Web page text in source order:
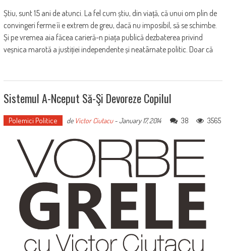
Știu, sunt 15 ani de atunci. La fel cum știu, din viață, că unui om plin de
convingeri ferme îi e extrem de greu, dacă nu imposibil, să se schimbe.
Și pe vremea aia făcea carieră-n piața publică dezbaterea privind
veșnica marotă a justiției independente și neatârnate politic. Doar că
Sistemul A-Nceput Să-Şi Devoreze Copilul
Polemici Politice de Victor Ciutacu-January 17, 2014 38 3565